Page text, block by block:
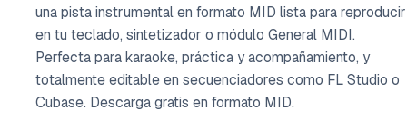
una pista instrumental en formato MID lista para reproducir
en tu teclado, sintetizador o módulo General MIDI.
Perfecta para karaoke, práctica y acompañamiento, y
totalmente editable en secuenciadores como FL Studio o
Cubase. Descarga gratis en formato MID.